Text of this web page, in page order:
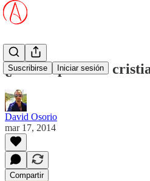
Suscribirse Iniciar sesión
¿Perdió poder el
David Osorio
mar 17, 2014
Compartir